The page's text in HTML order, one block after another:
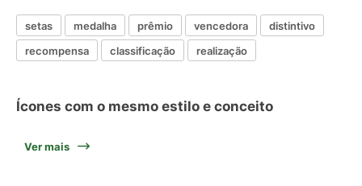
setas medalha prêmio vencedora
distintivo
recompensa
classificação realização
Ícones com o mesmo estilo e conceito
Ver mais